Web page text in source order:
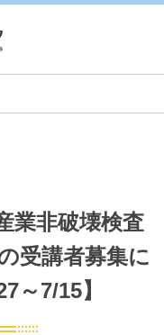
業非破壊検査
受講者募集に
～7/15】